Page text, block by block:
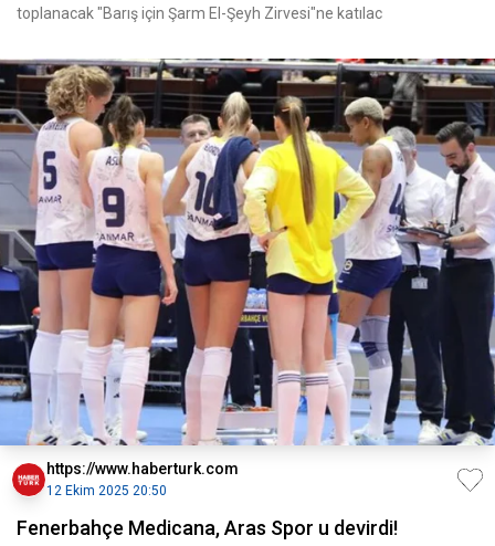
toplanacak "Barış için Şarm El-Şeyh Zirvesi"ne katılac
https://www.haberturk.com
12 Ekim 2025 20:50
Fenerbahçe Medicana, Aras Spor u devirdi!